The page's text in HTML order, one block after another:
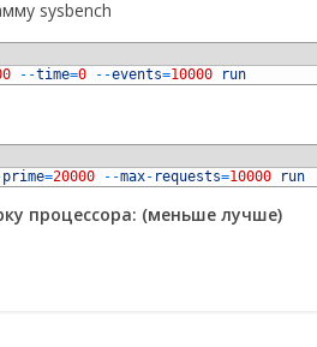
sysbench
--time=0 --events=10000 run
prime=20000 --max- requests=10000 run
процессора: (меньше лучше)